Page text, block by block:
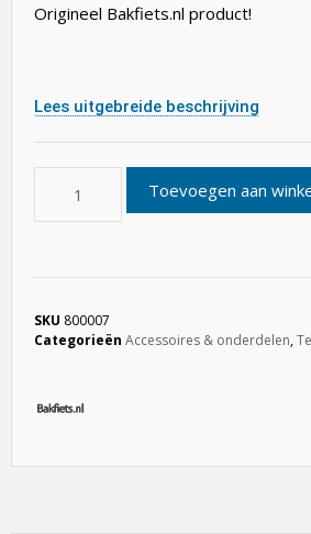
Origineel Bakfiets.nl product!
Lees uitgebreide beschrijving
Toevoegen aan
SKU 800007
Categorieën Accessoires & onderdelen,